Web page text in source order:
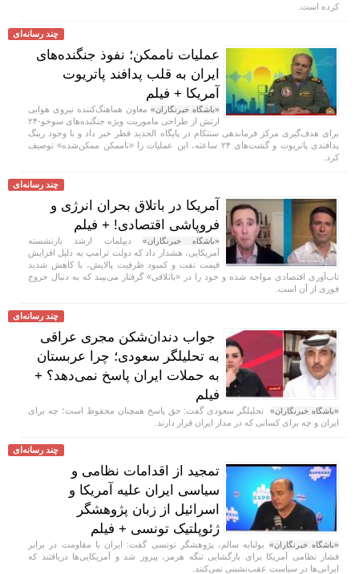
کرده است.
چند رسانه‌ای
عملیات ناممکن؛ نفوذ جنگنده‌های
ایران به قلب پدافند پاتریوت
آمریکا + فیلم
«باشگاه خبرنگاران» معاون هماهنگ‌کننده نیروی هوایی
ارتش از طراحی ماموریت ویژه جنگنده‌های سوخو-۲۴
برای هدف‌گیری مرکز فرماندهی سنتکام در پایگاه الحدید قطر خبر داد و با وجود رینگ
پدافندی پاتریوت و گشت‌های ۲۴ ساعته، این عملیات را «ناممکن ممکن‌شده» توصیف
کرد.
چند رسانه‌ای
آمریکا در باتلاق بحران انرژی و
فروپاشی اقتصادی! + فیلم
«باشگاه خبرنگاران» دیپلمات ارشد بازنشسته
آمریکایی، هشدار داد که دولت ترامپ به دلیل افزایش
قیمت نفت و کمبود ظرفیت پالایش، با کاهش شدید
تاب‌آوری اقتصادی مواجه شده و خود را در «باتلاقی» گرفتار می‌بیند که به دنبال خروج
فوری از آن است.
چند رسانه‌ای
جواب دندان‌شکن مجری عراقی
به تحلیلگر سعودی؛ چرا عربستان
به حملات ایران پاسخ نمی‌دهد؟ +
فیلم
«باشگاه خبرنگاران»تحلیلگر سعودی گفت: حق پاسخ همچنان محفوظ است؛ چه برای
ایران و چه برای کسانی که در مدار ایران قرار دارند.
چند رسانه‌ای
تمجید از اقدامات نظامی و
سیاسی ایران علیه آمریکا و
اسرائیل از زبان پژوهشگر
ژئوپلتیک تونسی + فیلم
«باشگاه خبرنگاران» بولبابه سالم، پژوهشگر تونسی گفت: ایران با مقاومت در برابر
فشار نظامی آمریکا برای بازگشایی تنگه هرمز، پیروز شد و آمریکایی‌ها دریافتند که
ایرانی‌ها در سیاست عقب‌نشینی نمی‌کنند.